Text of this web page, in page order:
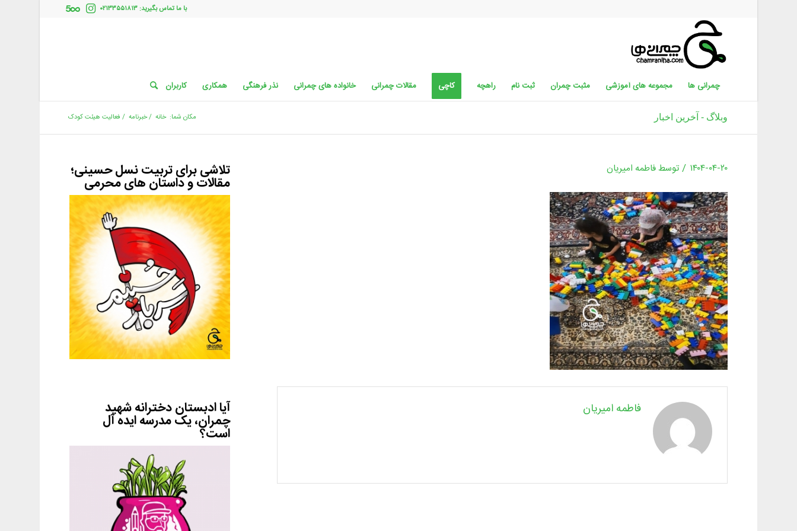
با ما تماس بگیرید: ۰۲۱۳۳۵۵۱۸۱۳
چمرانی ها مجموعه های آموزشی مثبت چمران ثبت نام راهچه کاچی مقالات چمرانی خانواده های چمرانی نذر فرهنگی همکاری کاربران
وبلاگ - آخرین اخبار مکان شما: خانه /خبرنامه / فعالیت هیئت کودک
۱۴۰۴-۰۴-۲۰ / توسطفاطمه امیریان
فاطمه امیریان
تلاشی برای تربیت نسل حسینی؛
مقالات و داستان های محرمی
آیا ادبستان دخترانه شهید
چمران، یک مدرسه ایده آل
است؟